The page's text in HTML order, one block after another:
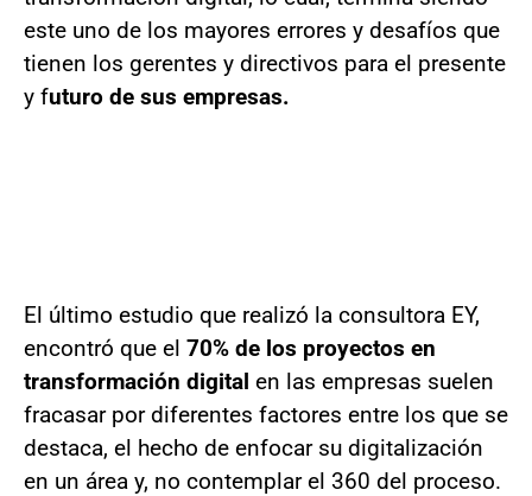
este uno de los mayores errores y desafíos que
tienen los gerentes y directivos para el presente
y futuro de sus empresas.
El último estudio que realizó la consultora EY,
encontró que el 70% de los proyectos en
transformación digital en las empresas suelen
fracasar por diferentes factores entre los que se
destaca, el hecho de enfocar su digitalización
en un área y, no contemplar el 360 del proceso.